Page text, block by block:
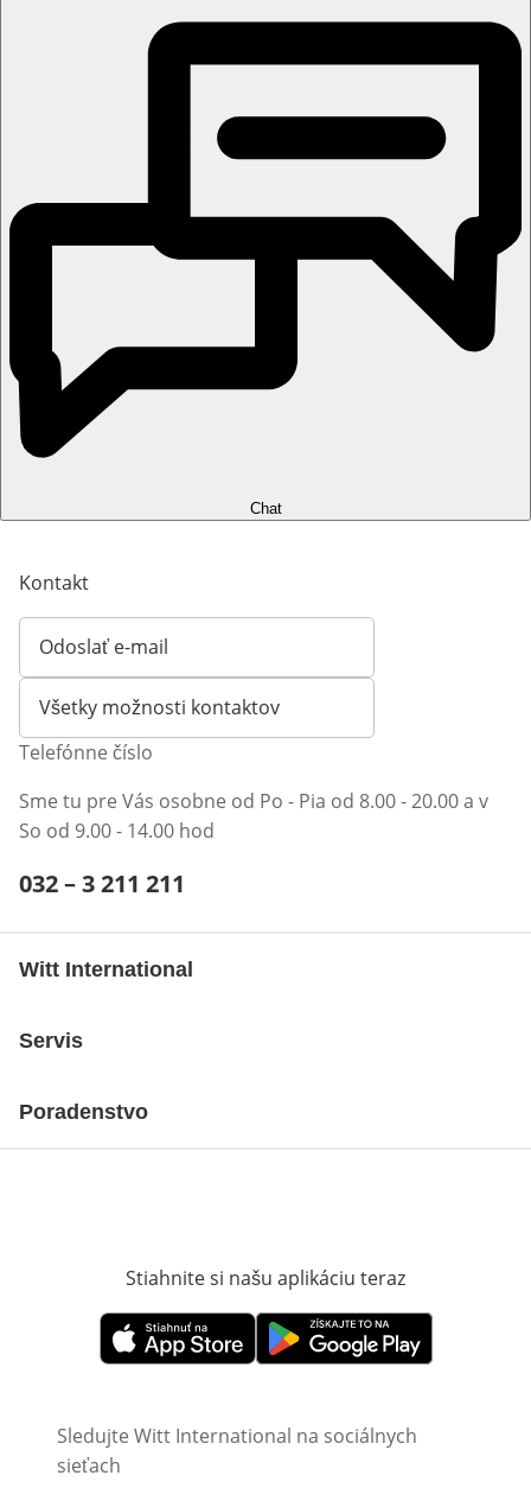
Chat
Kontakt
Odoslať e-mail
Otvorí e-mailového klienta
Všetky možnosti kontaktov
Telefónne číslo
Sme tu pre Vás osobne od Po - Pia od 8.00 - 20.00 a v
So od 9.00 - 14.00 hod
Telefónne číslo:
032 – 3 211 211
Witt International
Servis
Poradenstvo
Stiahnite si našu aplikáciu teraz
Otvorí sa vnovom okneOtvorí sa vnovom okne
Sledujte Witt International na sociálnych
sieťach